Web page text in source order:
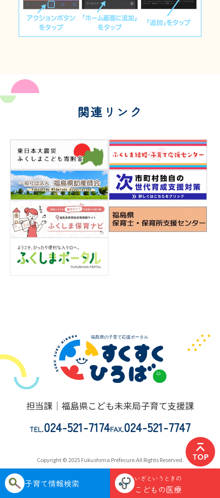
関連リンク
担当課｜福島県こども未来局子育て支援課
TEL.024-521-7174FAX.024-521-7747
Copyright © 2025 Fukushima Prefecure.All Rights Reserved.
子育て情報検索 いざというときの
こどもの医療